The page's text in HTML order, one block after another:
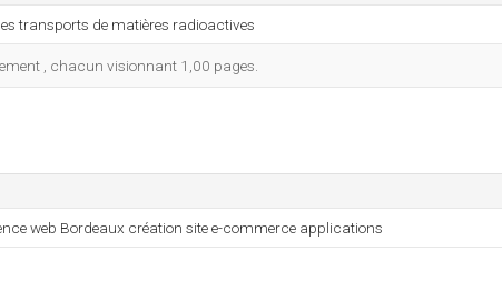
transports de matières radioactives
, chacun visionnant 1,00 pages.
web Bordeaux création site e-commerce applications